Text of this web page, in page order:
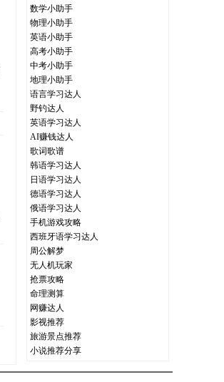
数学小助手
物理小助手
英语小助手
高考小助手
中考小助手
地理小助手
语言学习达人
野钓达人
英语学习达人
AI赚钱达人
歌词歌谱
韩语学习达人
日语学习达人
德语学习达人
俄语学习达人
手机游戏攻略
西班牙语学习达人
周公解梦
无人机玩家
抢票攻略
命理测算
网赚达人
影视推荐
旅游景点推荐
小说推荐分享